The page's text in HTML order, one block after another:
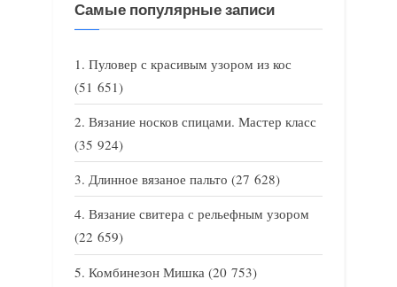
Самые популярные записи
Пуловер с красивым узором из кос
(51 651)
Вязание носков спицами. Мастер класс
(35 924)
Длинное вязаное пальто (27 628)
Вязание свитера с рельефным узором
(22 659)
Комбинезон Мишка (20 753)